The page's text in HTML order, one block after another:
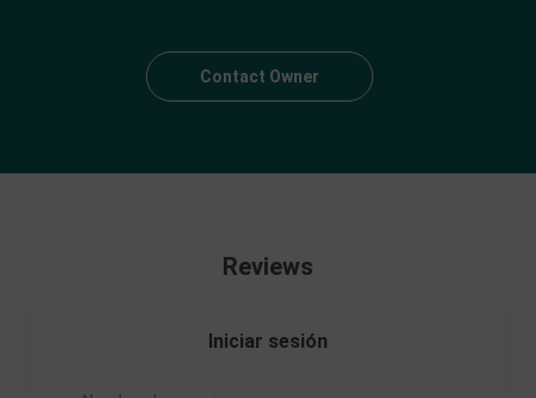
Contact Owner
Reviews
Iniciar sesión